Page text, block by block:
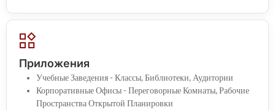
Приложения
Учебные Заведения - Классы, Библиотеки, Аудитории
Корпоративные Офисы - Переговорные Комнаты, Рабочие
Пространства Открытой Планировки